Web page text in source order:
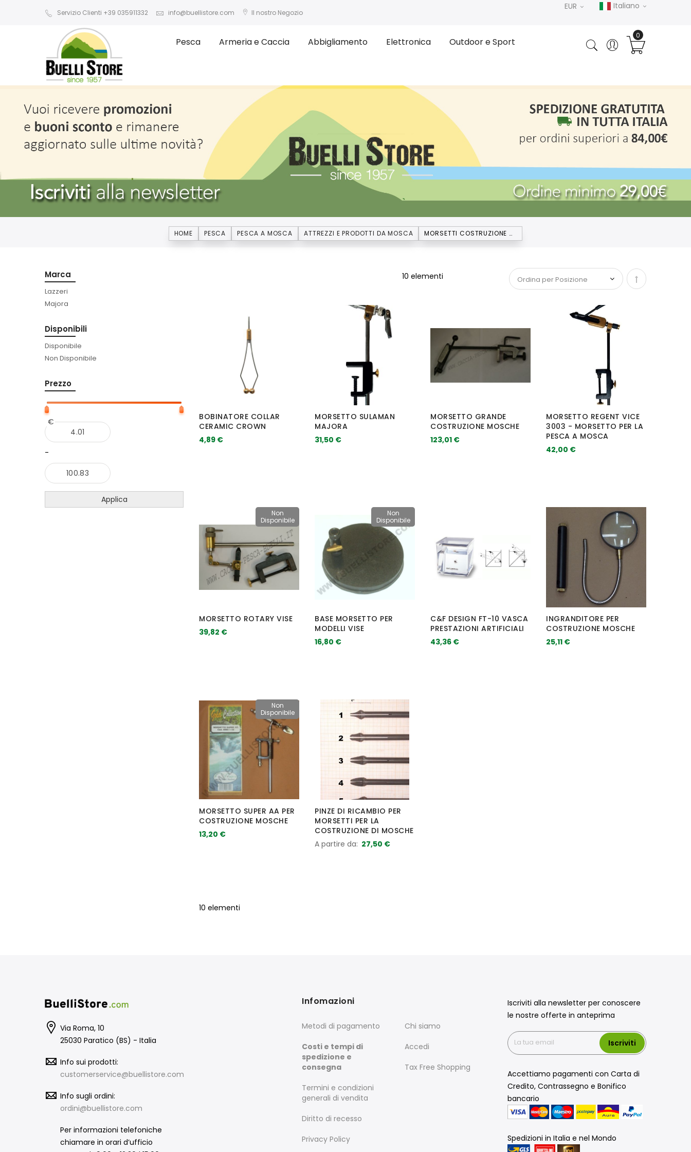
Servizio Clienti +39 035911332 info@buellistore.com Il nostro Negozio
Italiano
EUR
Pesca Armeria e Caccia Abbigliamento Elettronica Outdoor e Sport
HOME PESCA PESCA A MOSCA ATTREZZI E PRODOTTI DA MOSCA MORSETTI COSTRUZIONE MOSCA
10 elementi Imposta la
BOBINATORE COLLAR
CERAMIC CROWN
4,89 €
MORSETTO SULAMAN
MAJORA
31,50 €
MORSETTO GRANDE
COSTRUZIONE MOSCHE
123,01 €
MORSETTO REGENT VICE
3003 - MORSETTO PER LA
PESCA A MOSCA
42,00 €
Non
Disponibile
MORSETTO ROTARY VISE
39,82 €
Non
Disponibile
BASE MORSETTO PER
MODELLI VISE
16,80 €
C&F DESIGN FT-10 VASCA
PRESTAZIONI ARTIFICIALI
43,36 €
INGRANDITORE PER
COSTRUZIONE MOSCHE
25,11 €
Non
Disponibile
MORSETTO SUPER AA PER
COSTRUZIONE MOSCHE
13,20 €
PINZE DI RICAMBIO PER
MORSETTI PER LA
COSTRUZIONE DI MOSCHE
A partire da 27,50 €
10 elementi
Marca
Lazzeri
Majora
Disponibili
Disponibile
Non Disponibile
Prezzo
€
-
Applica
Via Roma, 10
25030 Paratico (BS) - Italia
Info sui prodotti:
customerservice@buellistore.com
Info sugli ordini:
ordini@buellistore.com
Per informazioni telefoniche
chiamare in orari d’ufficio
Infomazioni
Metodi di pagamento
Costi e tempi di
spedizione e
consegna
Termini e condizioni
generali di vendita
Diritto di recesso
Privacy Policy
Chi siamo
Accedi
Tax Free Shopping
Iscriviti alla newsletter per conoscere
le nostre offerte in anteprima
Iscriviti
Accettiamo pagamenti con Carta di
Credito, Contrassegno e Bonifico
bancario
Spedizioni in Italia e nel Mondo